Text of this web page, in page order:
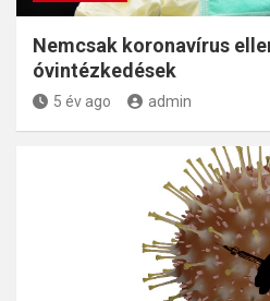
Nemcsak koronavírus
óvintézkedések
5 év ago admin